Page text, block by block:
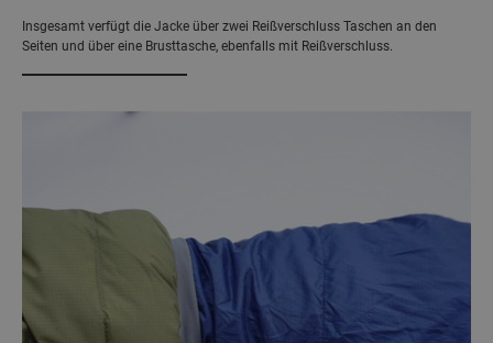
Insgesamt verfügt die Jacke über zwei Reißverschluss Taschen an den
Seiten und über eine Brusttasche, ebenfalls mit Reißverschluss.